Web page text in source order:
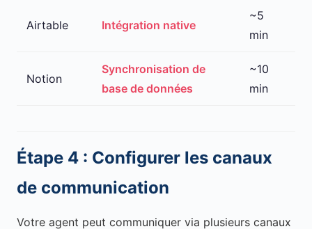
Airtable Intégration native
~5
min
Notion
Synchronisation de
base de données
~10
min
Étape 4 : Configurer les canaux
de communication
Votre agent peut communiquer via plusieurs canaux